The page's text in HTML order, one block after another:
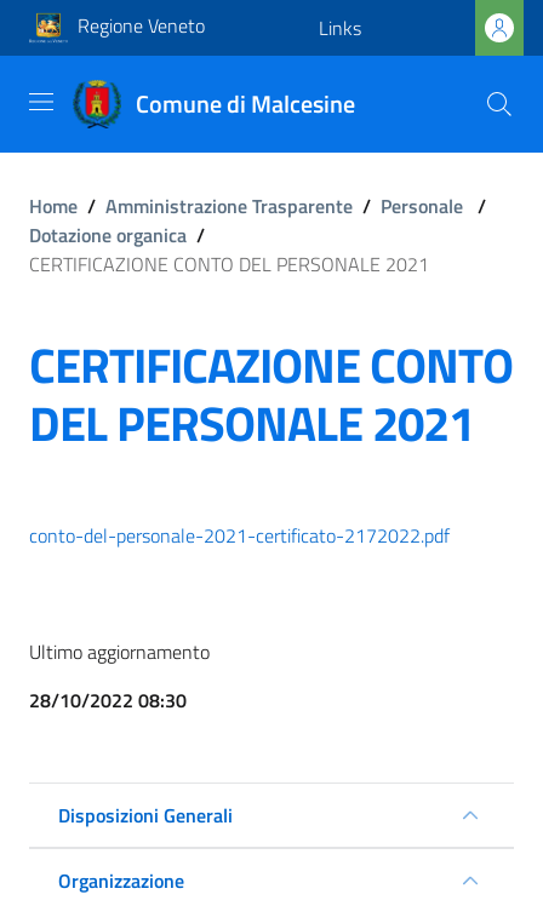
Regione Veneto Links
Comune di Malcesine
Home / Amministrazione Trasparente / Personale /
Dotazione organica /
CERTIFICAZIONE CONTO DEL PERSONALE 2021
CERTIFICAZIONE CONTO
DEL PERSONALE 2021
conto-del-personale-2021-certificato-2172022.pdf
Ultimo aggiornamento
28/10/2022 08:30
Disposizioni Generali
Organizzazione